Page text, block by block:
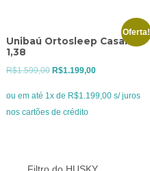
Oferta!
Unibaú Ortosleep Casal
1,38
R$1.599,00 O
original
R$1.199,00O
atual
ou em até 1x de R$1.199,00 s/ juros
nos cartões de crédito